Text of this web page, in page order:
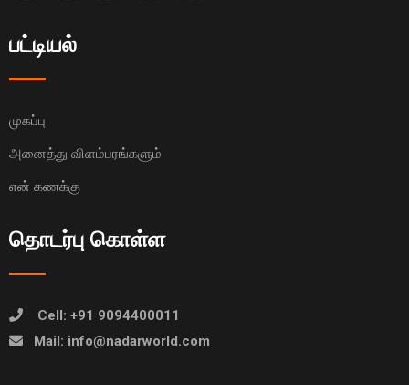
பட்டியல்
முகப்பு
அனைத்து விளம்பரங்களும்
என் கணக்கு
தொடர்பு கொள்ள
Cell: +91 9094400011
Mail: info@nadarworld.com